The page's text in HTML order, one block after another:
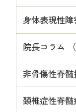
身体表現性障
院長コラム （
非骨傷性脊髄
頚椎症性脊髄